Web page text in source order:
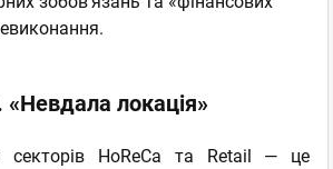
локація»
секторів HoReCa та Retail — це